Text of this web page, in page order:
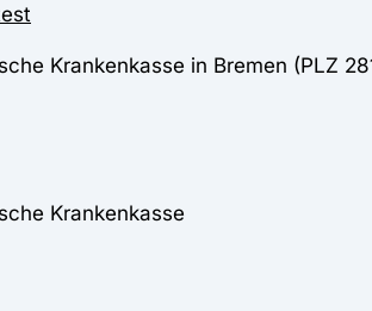
Krankenkasse in Bremen (PLZ
Krankenkasse